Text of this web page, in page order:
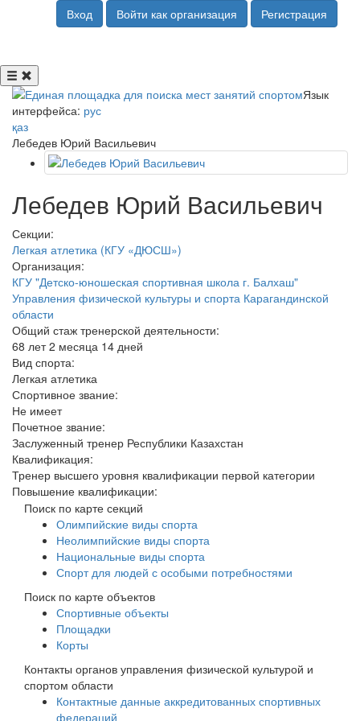
Вход Войти как организация Регистрация
Язык
интерфейса: рус
қаз
Лебедев Юрий Васильевич
Лебедев Юрий Васильевич
Секции:
Легкая атлетика (КГУ «ДЮСШ»)
Организация:
КГУ "Детско-юношеская спортивная школа г. Балхаш"
Управления физической культуры и спорта Карагандинской
области
Общий стаж тренерской деятельности:
68 лет 2 месяца 14 дней
Вид спорта:
Легкая атлетика
Спортивное звание:
Не имеет
Почетное звание:
Заслуженный тренер Республики Казахстан
Квалификация:
Тренер высшего уровня квалификации первой категории
Повышение квалификации:
Поиск по карте секций
Олимпийские виды спорта
Неолимпийские виды спорта
Национальные виды спорта
Спорт для людей с особыми потребностями
Поиск по карте объектов
Спортивные объекты
Площадки
Корты
Контакты органов управления физической культурой и
спортом области
Контактные данные аккредитованных спортивных
федераций